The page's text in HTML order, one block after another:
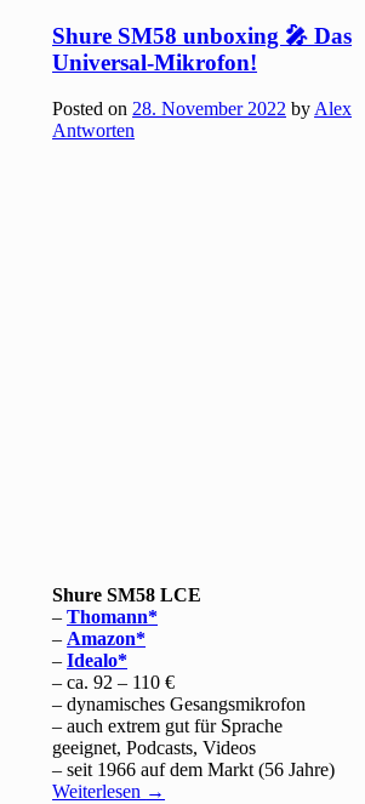
Shure SM58 unboxing 🎤 Das
Universal-Mikrofon!
Posted on 28. November 2022 by Alex
Antworten
Shure SM58 LCE
–Thomann
– Amazon
–Idealo
– ca. 92 – 110 €
– dynamisches Gesangsmikrofon
– auch extrem gut für Sprache
geeignet, Podcasts, Videos
– seit 1966 auf dem Markt (56 Jahre)
Weiterlesen →